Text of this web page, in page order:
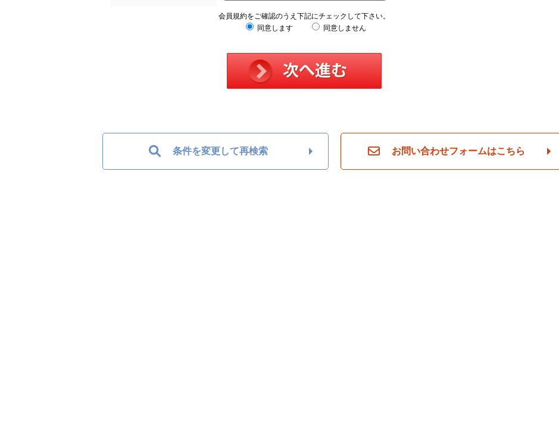
会員規約をご確認のうえ下記にチェックして下さい。
同意します
同意しません
条件を変更して再検索 お問い合わせフォームはこちら